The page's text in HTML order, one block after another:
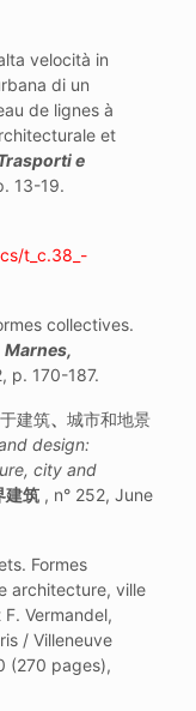
velocità in
di un
de lignes à
et
e
13-19.
t_c.38_-
collectives.
Marnes,
p. 170-187.
建筑、 城市和地景
design:
city and
建筑, n° 252, June
Formes
architecture, ville
Vermandel,
/ Villeneuve
(270 pages),